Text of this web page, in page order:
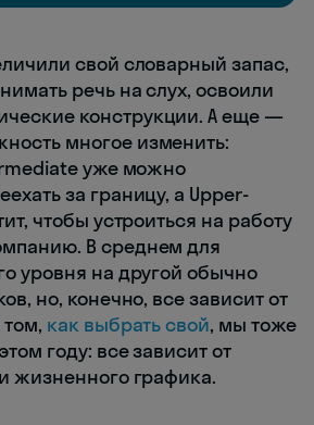
свой словарный запас,
речь на слух, освоили
конструкции. А еще —
многое изменить:
уже можно
за границу, а Upper-
чтобы устроиться на работу
В среднем для
уровня на другой обычно
но, конечно, все зависит от
как выбрать свой, мы тоже
году: все зависит от
жизненного графика.